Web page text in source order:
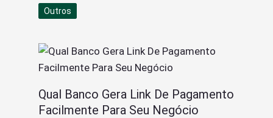
Outros
Qual Banco Gera Link De Pagamento
Facilmente Para Seu Negócio